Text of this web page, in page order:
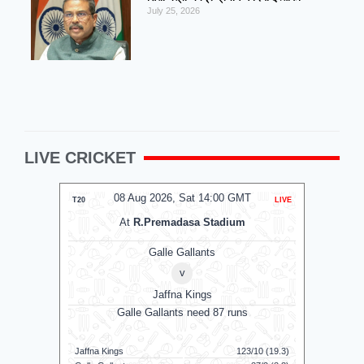
July 25, 2026
LIVE CRICKET
08 Aug 2026, Sat 14:00 GMT
T20 LIVE
At R.Premadasa Stadium
Galle Gallants
v
Jaffna Kings
Galle Gallants need 87 runs
Jaffna Kings
123/10 (19.3)